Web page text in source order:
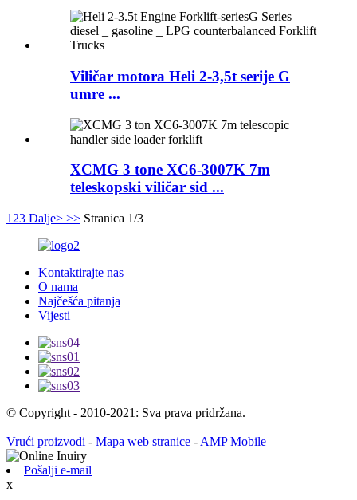
Viličar motora Heli 2-3,5t serije G
umre ...
XCMG 3 tone XC6-3007K 7m
teleskopski viličar sid ...
1 23 Dalje> >> Stranica 1/3
Kontaktirajte nas
O nama
Najčešća pitanja
Vijesti
© Copyright - 2010-2021: Sva prava pridržana.
Vrući proizvodi - Mapa web stranice - AMP Mobile
Pošalji e-mail
x